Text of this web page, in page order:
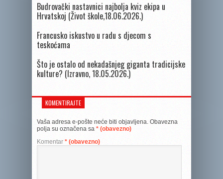
Budrovački nastavnici najbolja kviz ekipa u
Hrvatskoj (Život škole,18.06.2026.)
Francusko iskustvo u radu s djecom s
teskoćama
Što je ostalo od nekadašnjeg giganta tradicijske
kulture? (Izravno, 18.05.2026.)
KOMENTIRAJTE
Vaša adresa e-pošte neće biti objavljena. Obavezna
polja su označena sa * (obavezno)
Komentar * (obavezno)